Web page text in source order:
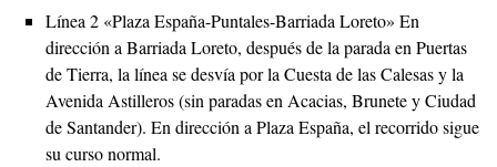
Línea 2 «Plaza España-Puntales-Barriada Loreto» En
dirección a Barriada Loreto, después de la parada en Puertas
de Tierra, la línea se desvía por la Cuesta de las Calesas y la
Avenida Astilleros (sin paradas en Acacias, Brunete y Ciudad
de Santander). En dirección a Plaza España, el recorrido sigue
su curso normal.